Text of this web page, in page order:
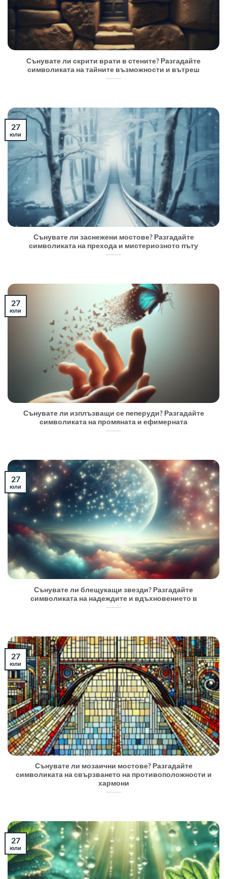
Сънувате ли скрити врати в стените? Разгадайте
символиката на тайните възможности и вътреш
Сънувате ли заснежени мостове? Разгадайте
символиката на прехода и мистериозното пъту
27
юли
Сънувате ли изплъзващи се пеперуди? Разгадайте
символиката на промяната и ефимерната
27
юли
Сънувате ли блещукащи звезди? Разгадайте
символиката на надеждите и вдъхновението в
27
юли
Сънувате ли мозаични мостове? Разгадайте
символиката на свързването на противоположности и
хармони
27
юли
27
юли